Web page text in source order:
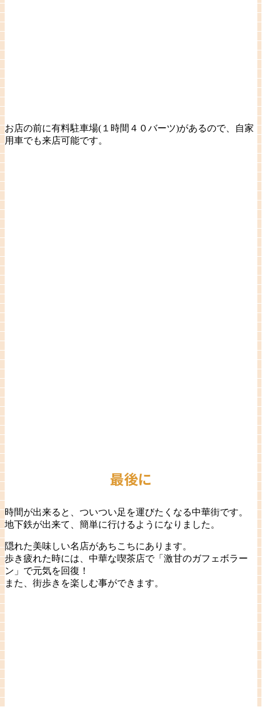
お店の前に有料駐車場(１時間４０バーツ)があるので、自家
用車でも来店可能です。
最後に
時間が出来ると、ついつい足を運びたくなる中華街です。
地下鉄が出来て、簡単に行けるようになりました。
隠れた美味しい名店があちこちにあります。
歩き疲れた時には、中華な喫茶店で「激甘のガフェボラー
ン」で元気を回復！
また、街歩きを楽しむ事ができます。